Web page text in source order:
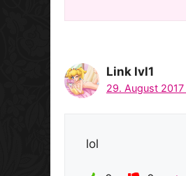
Link lvl1
29. August
lol